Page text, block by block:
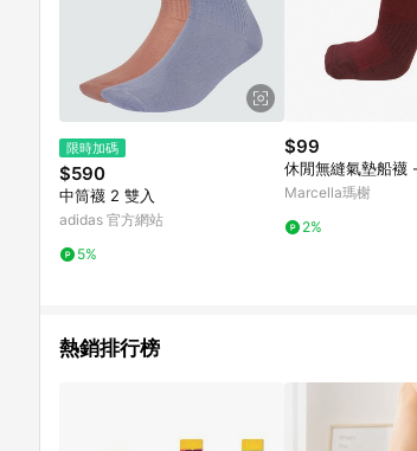
限時加碼
$590
中筒襪 2 雙入
adidas 官方網站
5%
$99
休閒無縫氣墊船襪
Marcella瑪榭
2%
熱銷排行榜